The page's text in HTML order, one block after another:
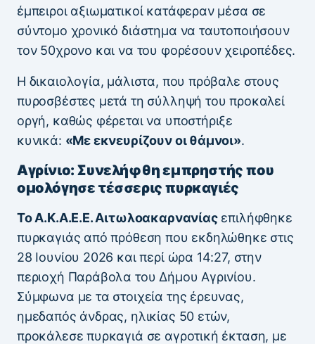
έμπειροι αξιωματικοί κατάφεραν μέσα σε
σύντομο χρονικό διάστημα να ταυτοποιήσουν
τον 50χρονο και να του φορέσουν χειροπέδες.
Η δικαιολογία, μάλιστα, που πρόβαλε στους
πυροσβέστες μετά τη σύλληψή του προκαλεί
οργή, καθώς φέρεται να υποστήριξε
κυνικά: «Με εκνευρίζουν οι θάμνοι».
Αγρίνιo: Συνελήφθη εμπρηστής που
ομολόγησε τέσσερις πυρκαγιές
Το Α.Κ.Α.Ε.Ε. Αιτωλοακαρνανίαςεπιλήφθηκε
πυρκαγιάς από πρόθεση που εκδηλώθηκε στις
28 Ιουνίου 2026 και περί ώρα 14:27, στην
περιοχή Παράβολα του Δήμου Αγρινίου.
Σύμφωνα με τα στοιχεία της έρευνας,
ημεδαπός άνδρας, ηλικίας 50 ετών,
προκάλεσε πυρκαγιά σε αγροτική έκταση, με